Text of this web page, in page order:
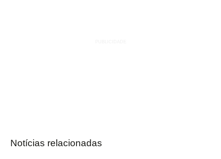
Notícias relacionadas